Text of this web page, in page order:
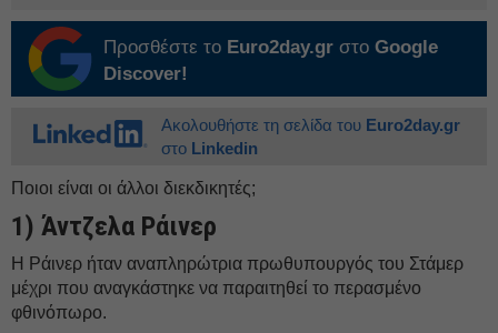
Προσθέστε το Euro2day.gr στο Google
Discover!
Ακολουθήστε τη σελίδα του Euro2day.gr
στο Linkedin
Ποιοι είναι οι άλλοι διεκδικητές;
1) Άντζελα Ράινερ
Η Ράινερ ήταν αναπληρώτρια πρωθυπουργός του Στάμερ
μέχρι που αναγκάστηκε να παραιτηθεί το περασμένο
φθινόπωρο.